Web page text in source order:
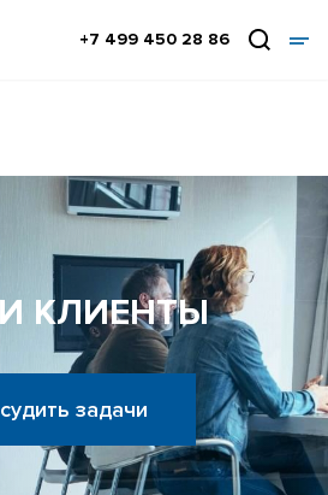
+7 499 450 28 86
КЛИЕНТЫ
задачи